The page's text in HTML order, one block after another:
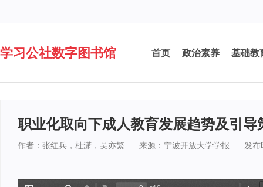
学习公社数字图书馆 首页 政治素养 基础教
职业化取向下成人教育发展趋势及引导
作者：张红兵，杜潇，吴亦繁 来源：宁波开放大学学报 发布